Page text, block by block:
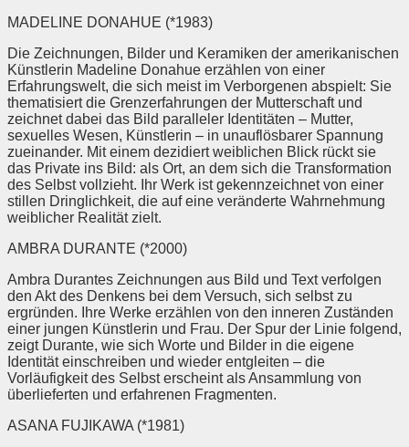
MADELINE DONAHUE (*1983)
Die Zeichnungen, Bilder und Keramiken der amerikanischen
Künstlerin Madeline Donahue erzählen von einer
Erfahrungswelt, die sich meist im Verborgenen abspielt: Sie
thematisiert die Grenzerfahrungen der Mutterschaft und
zeichnet dabei das Bild paralleler Identitäten – Mutter,
sexuelles Wesen, Künstlerin – in unauflösbarer Spannung
zueinander. Mit einem dezidiert weiblichen Blick rückt sie
das Private ins Bild: als Ort, an dem sich die Transformation
des Selbst vollzieht. Ihr Werk ist gekennzeichnet von einer
stillen Dringlichkeit, die auf eine veränderte Wahrnehmung
weiblicher Realität zielt.
AMBRA DURANTE (*2000)
Ambra Durantes Zeichnungen aus Bild und Text verfolgen
den Akt des Denkens bei dem Versuch, sich selbst zu
ergründen. Ihre Werke erzählen von den inneren Zuständen
einer jungen Künstlerin und Frau. Der Spur der Linie folgend,
zeigt Durante, wie sich Worte und Bilder in die eigene
Identität einschreiben und wieder entgleiten – die
Vorläufigkeit des Selbst erscheint als Ansammlung von
überlieferten und erfahrenen Fragmenten.
ASANA FUJIKAWA (*1981)